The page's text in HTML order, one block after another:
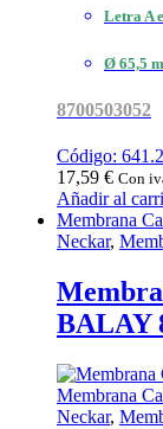
Letra A
Ø 65,5
8700503052
Código:
17,59 € Con
Añadir al
Membrana
Neckar,
BALAY
Membrana
Neckar,